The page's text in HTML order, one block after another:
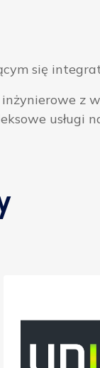
się
inżynierowe
usługi